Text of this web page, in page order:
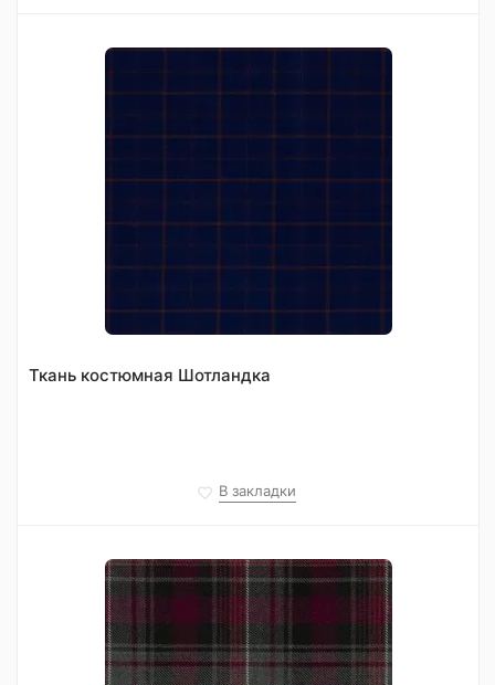
Ткань костюмная Шотландка
В закладки